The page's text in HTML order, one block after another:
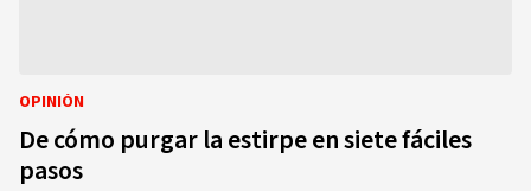
OPINIÓN
De cómo purgar la estirpe en siete fáciles
pasos